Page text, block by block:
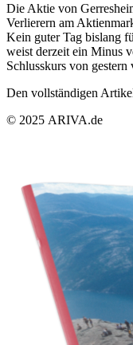
Die Aktie von
Verlierern am
Kein guter Tag bislang
weist derzeit ein Minus
Schlusskurs von
Den vollständigen
© 2025 ARIVA.de